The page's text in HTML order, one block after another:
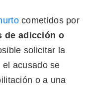
cometidos por
de adicción o
solicitar la
acusado se
o a una